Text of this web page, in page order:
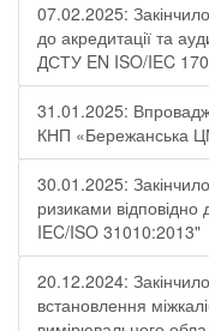
07.02.2025:
до акредитації та
ДСТУ EN ISO/IEC
31.01.2025:
КНП «Бережанська
30.01.2025:
ризиками
IEC/ISO 31010:2013"
20.12.2024:
встановлення